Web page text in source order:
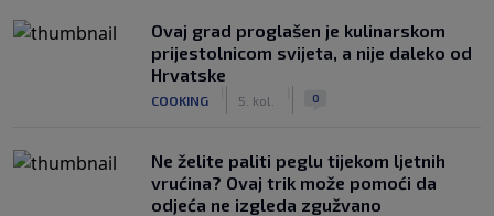
Ovaj grad proglašen je kulinarskom
prijestolnicom svijeta, a nije daleko od
Hrvatske
COOKING 5. kol. 0
Ne želite paliti peglu tijekom ljetnih
vrućina? Ovaj trik može pomoći da
odjeća ne izgleda zgužvano